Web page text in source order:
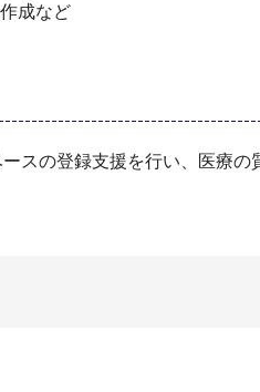
成など
スの登録支援を行い、医療の